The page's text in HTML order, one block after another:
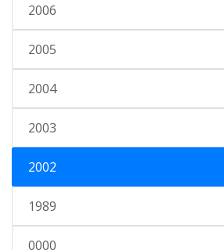
2006
2005
2004
2003
2002
1989
0000